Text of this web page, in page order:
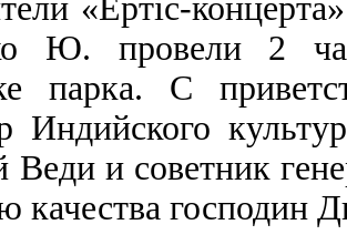
«Ертіс-
Ю. провели 2
парка. С
Индийского
Веди и советник
качества господин